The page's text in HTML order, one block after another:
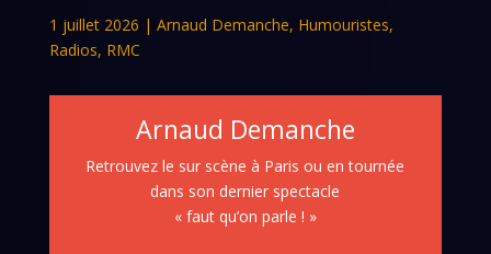
1 juillet 2026 | Arnaud Demanche, Humouristes,
Radios, RMC
Arnaud Demanche
Retrouvez le sur scène à Paris ou en tournée
dans son dernier spectacle
« faut qu’on parle ! »